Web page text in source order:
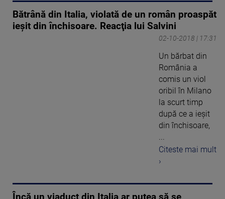
Bătrână din Italia, violată de un român proaspăt
ieşit din închisoare. Reacţia lui Salvini
02-10-2018 | 17:31
Un bărbat din
România a
comis un viol
oribil în Milano
la scurt timp
după ce a ieşit
din închisoare,
...
Citeste mai mult
›